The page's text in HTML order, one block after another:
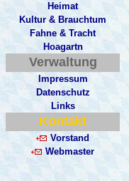
Heimat
Kultur & Brauchtum
Fahne & Tracht
Hoagartn
Verwaltung
Impressum
Datenschutz
Links
Kontakt
Vorstand
Webmaster